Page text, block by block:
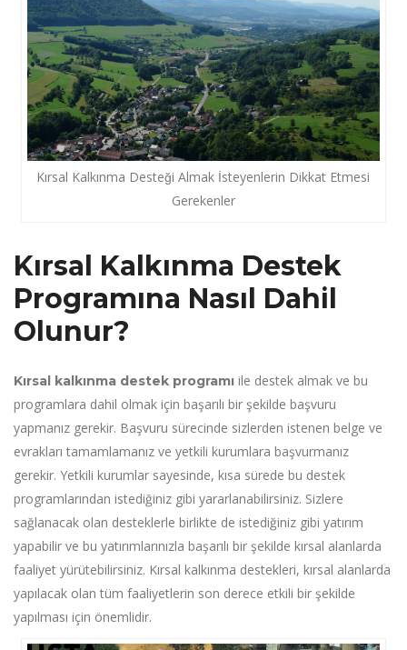
Kırsal Kalkınma Desteği Almak İsteyenlerin Dikkat Etmesi
Gerekenler
Kırsal Kalkınma Destek
Programına Nasıl Dahil
Olunur?
Kırsal kalkınma destek programı ile destek almak ve bu
programlara dahil olmak için başarılı bir şekilde başvuru
yapmanız gerekir. Başvuru sürecinde sizlerden istenen belge ve
evrakları tamamlamanız ve yetkili kurumlara başvurmanız
gerekir. Yetkili kurumlar sayesinde, kısa sürede bu destek
programlarından istediğiniz gibi yararlanabilirsiniz. Sizlere
sağlanacak olan desteklerle birlikte de istediğiniz gibi yatırım
yapabilir ve bu yatırımlarınızla başarılı bir şekilde kırsal alanlarda
faaliyet yürütebilirsiniz. Kırsal kalkınma destekleri, kırsal alanlarda
yapılacak olan tüm faaliyetlerin son derece etkili bir şekilde
yapılması için önemlidir.